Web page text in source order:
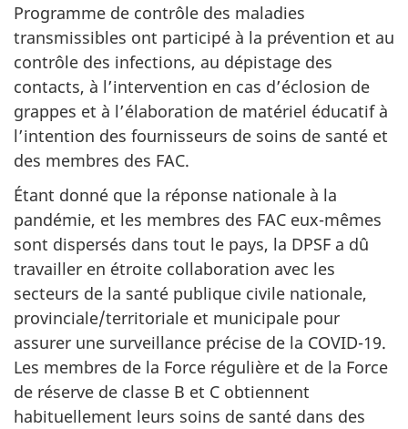
Programme de contrôle des maladies
transmissibles ont participé à la prévention et au
contrôle des infections, au dépistage des
contacts, à l’intervention en cas d’éclosion de
grappes et à l’élaboration de matériel éducatif à
l’intention des fournisseurs de soins de santé et
des membres des FAC.
Étant donné que la réponse nationale à la
pandémie, et les membres des FAC eux-mêmes
sont dispersés dans tout le pays, la DPSF a dû
travailler en étroite collaboration avec les
secteurs de la santé publique civile nationale,
provinciale/territoriale et municipale pour
assurer une surveillance précise de la COVID-19.
Les membres de la Force régulière et de la Force
de réserve de classe B et C obtiennent
habituellement leurs soins de santé dans des